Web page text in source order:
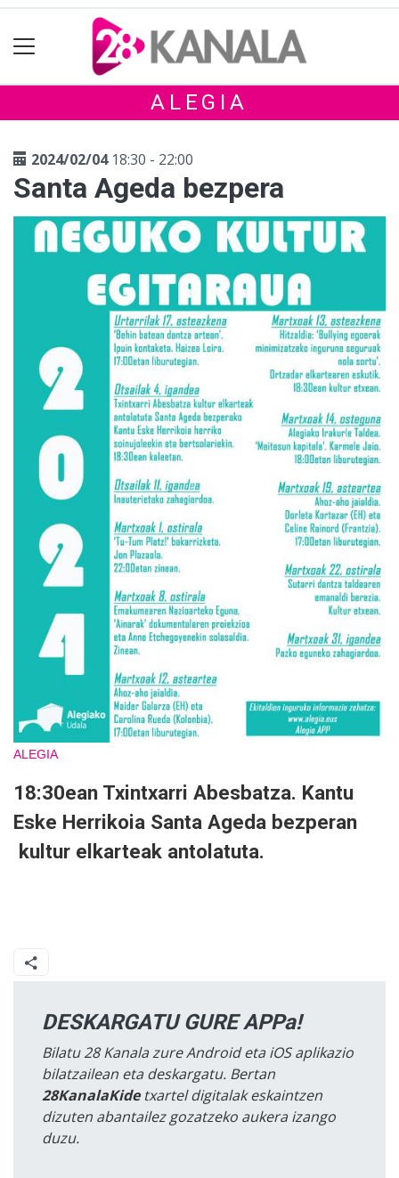
ALEGIA
2024/02/0418:30 - 22:00
Santa Ageda bezpera
ALEGIA
18:30ean Txintxarri Abesbatza. Kantu
Eske Herrikoia Santa Ageda bezperan
kultur elkarteak antolatuta.
DESKARGATU GURE APPa!
Bilatu 28 Kanala zure Android eta iOS aplikazio
bilatzailean eta deskargatu. Bertan
28KanalaKidetxartel digitalak eskaintzen
dizuten abantailez gozatzeko aukera izango
duzu.